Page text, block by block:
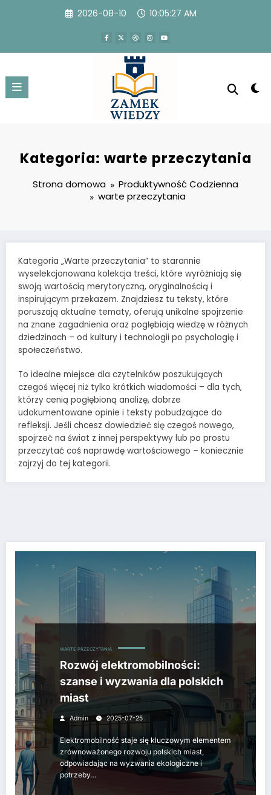
2026-08-10 10:05:28 AM
Kategoria: warte przeczytania
Strona domowa
Produktywność Codzienna
warte przeczytania
Kategoria „Warte przeczytania” to starannie
wyselekcjonowana kolekcja treści, które wyróżniają się
swoją wartością merytoryczną, oryginalnością i
inspirującym przekazem. Znajdziesz tu teksty, które
poruszają aktualne tematy, oferują unikalne spojrzenie
na znane zagadnienia oraz pogłębiają wiedzę w różnych
dziedzinach – od kultury i technologii po psychologię i
społeczeństwo.
To idealne miejsce dla czytelników poszukujących
czegoś więcej niż tylko krótkich wiadomości – dla tych,
którzy cenią pogłębioną analizę, dobrze
udokumentowane opinie i teksty pobudzające do
refleksji. Jeśli chcesz dowiedzieć się czegoś nowego,
spojrzeć na świat z innej perspektywy lub po prostu
przeczytać coś naprawdę wartościowego – koniecznie
zajrzyj do tej kategorii.
WARTE PRZECZYTANIA
Rozwój elektromobilności:
szanse i wyzwania dla polskich
miast
Admin 2025-07-25
Elektromobilność staje się kluczowym elementem
zrównoważonego rozwoju polskich miast,
odpowiadając na wyzwania ekologiczne i
potrzeby…